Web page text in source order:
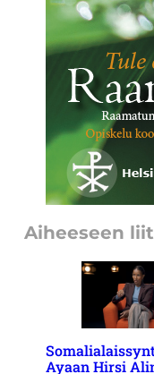
Aiheeseen
Ayaan Hirsi